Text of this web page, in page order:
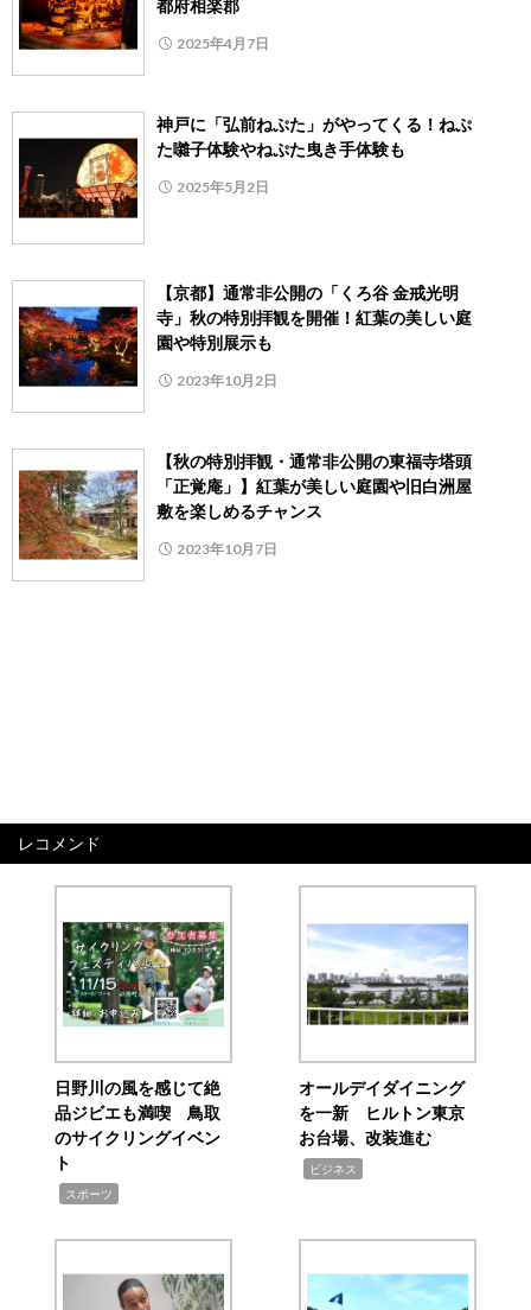
都府相楽郡
2025年4月7日
神戸に「弘前ねぷた」がやってくる！ねぷ
た囃子体験やねぷた曳き手体験も
2025年5月2日
【京都】通常非公開の「くろ谷 金戒光明
寺」秋の特別拝観を開催！紅葉の美しい庭
園や特別展示も
2023年10月2日
【秋の特別拝観・通常非公開の東福寺塔頭
「正覚庵」】紅葉が美しい庭園や旧白洲屋
敷を楽しめるチャンス
2023年10月7日
レコメンド
日野川の風を感じて絶
品ジビエも満喫 鳥取
のサイクリングイベン
ト
スポーツ
オールデイダイニング
を一新 ヒルトン東京
お台場、改装進む
ビジネス